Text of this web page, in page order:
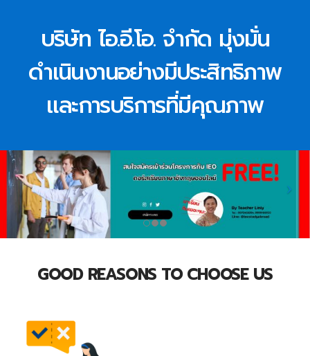
บริษัท ไอ.อี.โอ. จำกัด มุ่งมั่น
ดำเนินงานอย่างมีประสิทธิภาพ
และการบริการที่มีคุณภาพ
GOOD REASONS TO CHOOSE US